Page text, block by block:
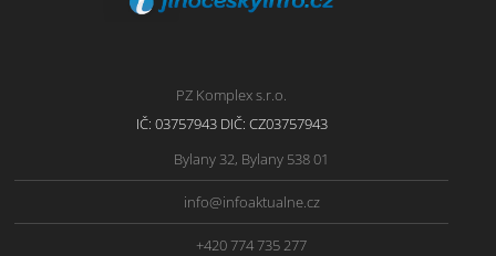
PZ Komplex s.r.o.
IČ: 03757943 DIČ: CZ03757943
Bylany 32, Bylany 538 01
info@infoaktualne.cz
+420 774 735 277